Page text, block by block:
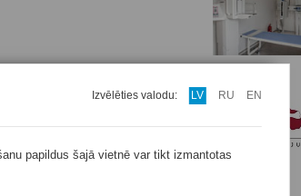
Izvēlēties valodu: LV RU EN
papildus šajā vietnē var tikt izmantotas